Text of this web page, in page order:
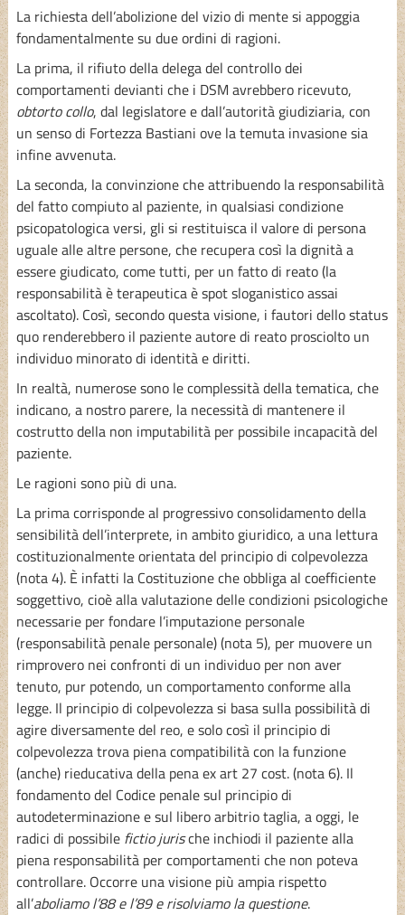
La richiesta dell’abolizione del vizio di mente si appoggia
fondamentalmente su due ordini di ragioni.
La prima, il rifiuto della delega del controllo dei
comportamenti devianti che i DSM avrebbero ricevuto,
obtorto collo, dal legislatore e dall’autorità giudiziaria, con
un senso di Fortezza Bastiani ove la temuta invasione sia
infine avvenuta.
La seconda, la convinzione che attribuendo la responsabilità
del fatto compiuto al paziente, in qualsiasi condizione
psicopatologica versi, gli si restituisca il valore di persona
uguale alle altre persone, che recupera così la dignità a
essere giudicato, come tutti, per un fatto di reato (la
responsabilità è terapeutica è spot sloganistico assai
ascoltato). Così, secondo questa visione, i fautori dello status
quo renderebbero il paziente autore di reato prosciolto un
individuo minorato di identità e diritti.
In realtà, numerose sono le complessità della tematica, che
indicano, a nostro parere, la necessità di mantenere il
costrutto della non imputabilità per possibile incapacità del
paziente.
Le ragioni sono più di una.
La prima corrisponde al progressivo consolidamento della
sensibilità dell’interprete, in ambito giuridico, a una lettura
costituzionalmente orientata del principio di colpevolezza
(nota 4). È infatti la Costituzione che obbliga al coefficiente
soggettivo, cioè alla valutazione delle condizioni psicologiche
necessarie per fondare l’imputazione personale
(responsabilità penale personale) (nota 5), per muovere un
rimprovero nei confronti di un individuo per non aver
tenuto, pur potendo, un comportamento conforme alla
legge. Il principio di colpevolezza si basa sulla possibilità di
agire diversamente del reo, e solo così il principio di
colpevolezza trova piena compatibilità con la funzione
(anche) rieducativa della pena ex art 27 cost. (nota 6). Il
fondamento del Codice penale sul principio di
autodeterminazione e sul libero arbitrio taglia, a oggi, le
radici di possibile fictio jurische inchiodi il paziente alla
piena responsabilità per comportamenti che non poteva
controllare. Occorre una visione più ampia rispetto
all’aboliamo l’88 e l’89 e risolviamo la questione.